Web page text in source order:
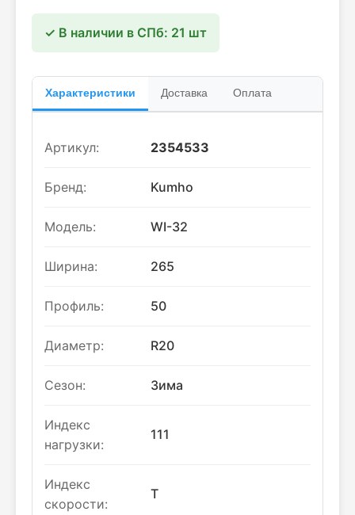
✓ В наличии в СПб: 21 шт
Характеристики Доставка Оплата
Артикул: 2354533
Бренд: Kumho
Модель: WI-32
Ширина: 265
Профиль: 50
Диаметр: R20
Сезон: Зима
Индекс
нагрузки:
111
Индекс
скорости:
T